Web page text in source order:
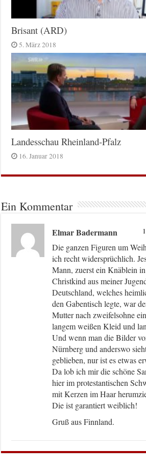
Brisant (ARD)
5. März 2018
Landesschau Rheinland-Pfalz
16. Januar 2018
Ein Kommentar
Elmar Badermann
Die ganzen Figuren um
ich recht widersprüchlich.
Mann, zuerst ein Knäblein
Christkind aus meiner
Deutschland, welches
den Gabentisch legte, war
Mutter nach zweifelsohne
langem weißen Kleid und
Und wenn man die Bilder
Nürnberg und anderswo
geblieben, nur ist es etwas
Da lob ich mir die schöne
hier im protestantischen
mit Kerzen im Haar
Die ist garantiert weiblich!
Gruß aus Finnland.